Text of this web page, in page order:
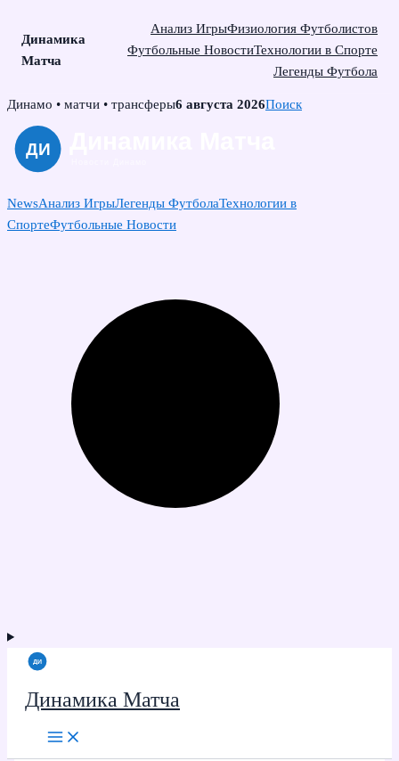
Динамика
Матча
Анализ ИгрыФизиология Футболистов
Футбольные НовостиТехнологии в Спорте
Легенды Футбола
Skip
content
Динамо • матчи • трансферы6 августа 2026Поиск
NewsАнализ ИгрыЛегенды ФутболаТехнологии в
СпортеФутбольные Новости
Динамика Матча